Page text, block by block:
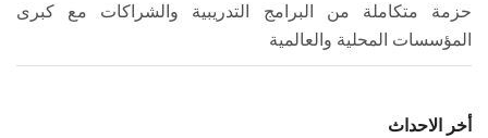
حزمة متكاملة من البرامج التدريبية والشراكات مع كبرى
المؤسسات المحلية والعالمية
أخر الاحداث